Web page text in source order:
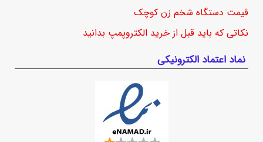
قیمت دستگاه شخم زن کوچک
نکاتی که باید قبل از خرید الکتروپمپ بدانید
نماد اعتماد الکترونیکی